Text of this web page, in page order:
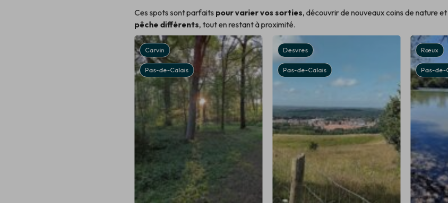
Ces spots sont parfaits pour varier vos sorties, découvrir de nouveaux coins de nature
pêche différents, tout en restant à proximité.
Carvin
Pas-de-Calais
Desvres
Pas-de-Calais
Rœux
Pas-de-